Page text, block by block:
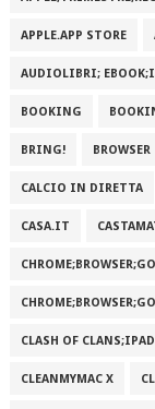
APPLE.APP STORE
AUDIOLIBRI;
BOOKING
BRING! BROWSER
CALCIO IN DIRETTA
CASA.IT
CLASH OF CLANS;IPAD
CLEANMYMAC X